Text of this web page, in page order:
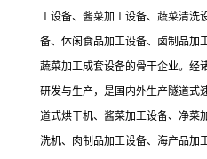
工设备、酱菜加工设备、蔬菜清洗
备、休闲食品加工设备、卤制品加
蔬菜加工成套设备的骨干企业。经
研发与生产，是国内外生产隧道式
道式烘干机、酱菜加工设备、净菜
洗机、肉制品加工设备、海产品加